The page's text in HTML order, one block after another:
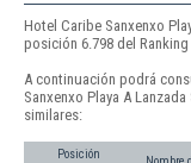
Hotel Caribe Sanxenxo
posición 6.798 del
A continuación podrá
Sanxenxo Playa A
similares:
Posición